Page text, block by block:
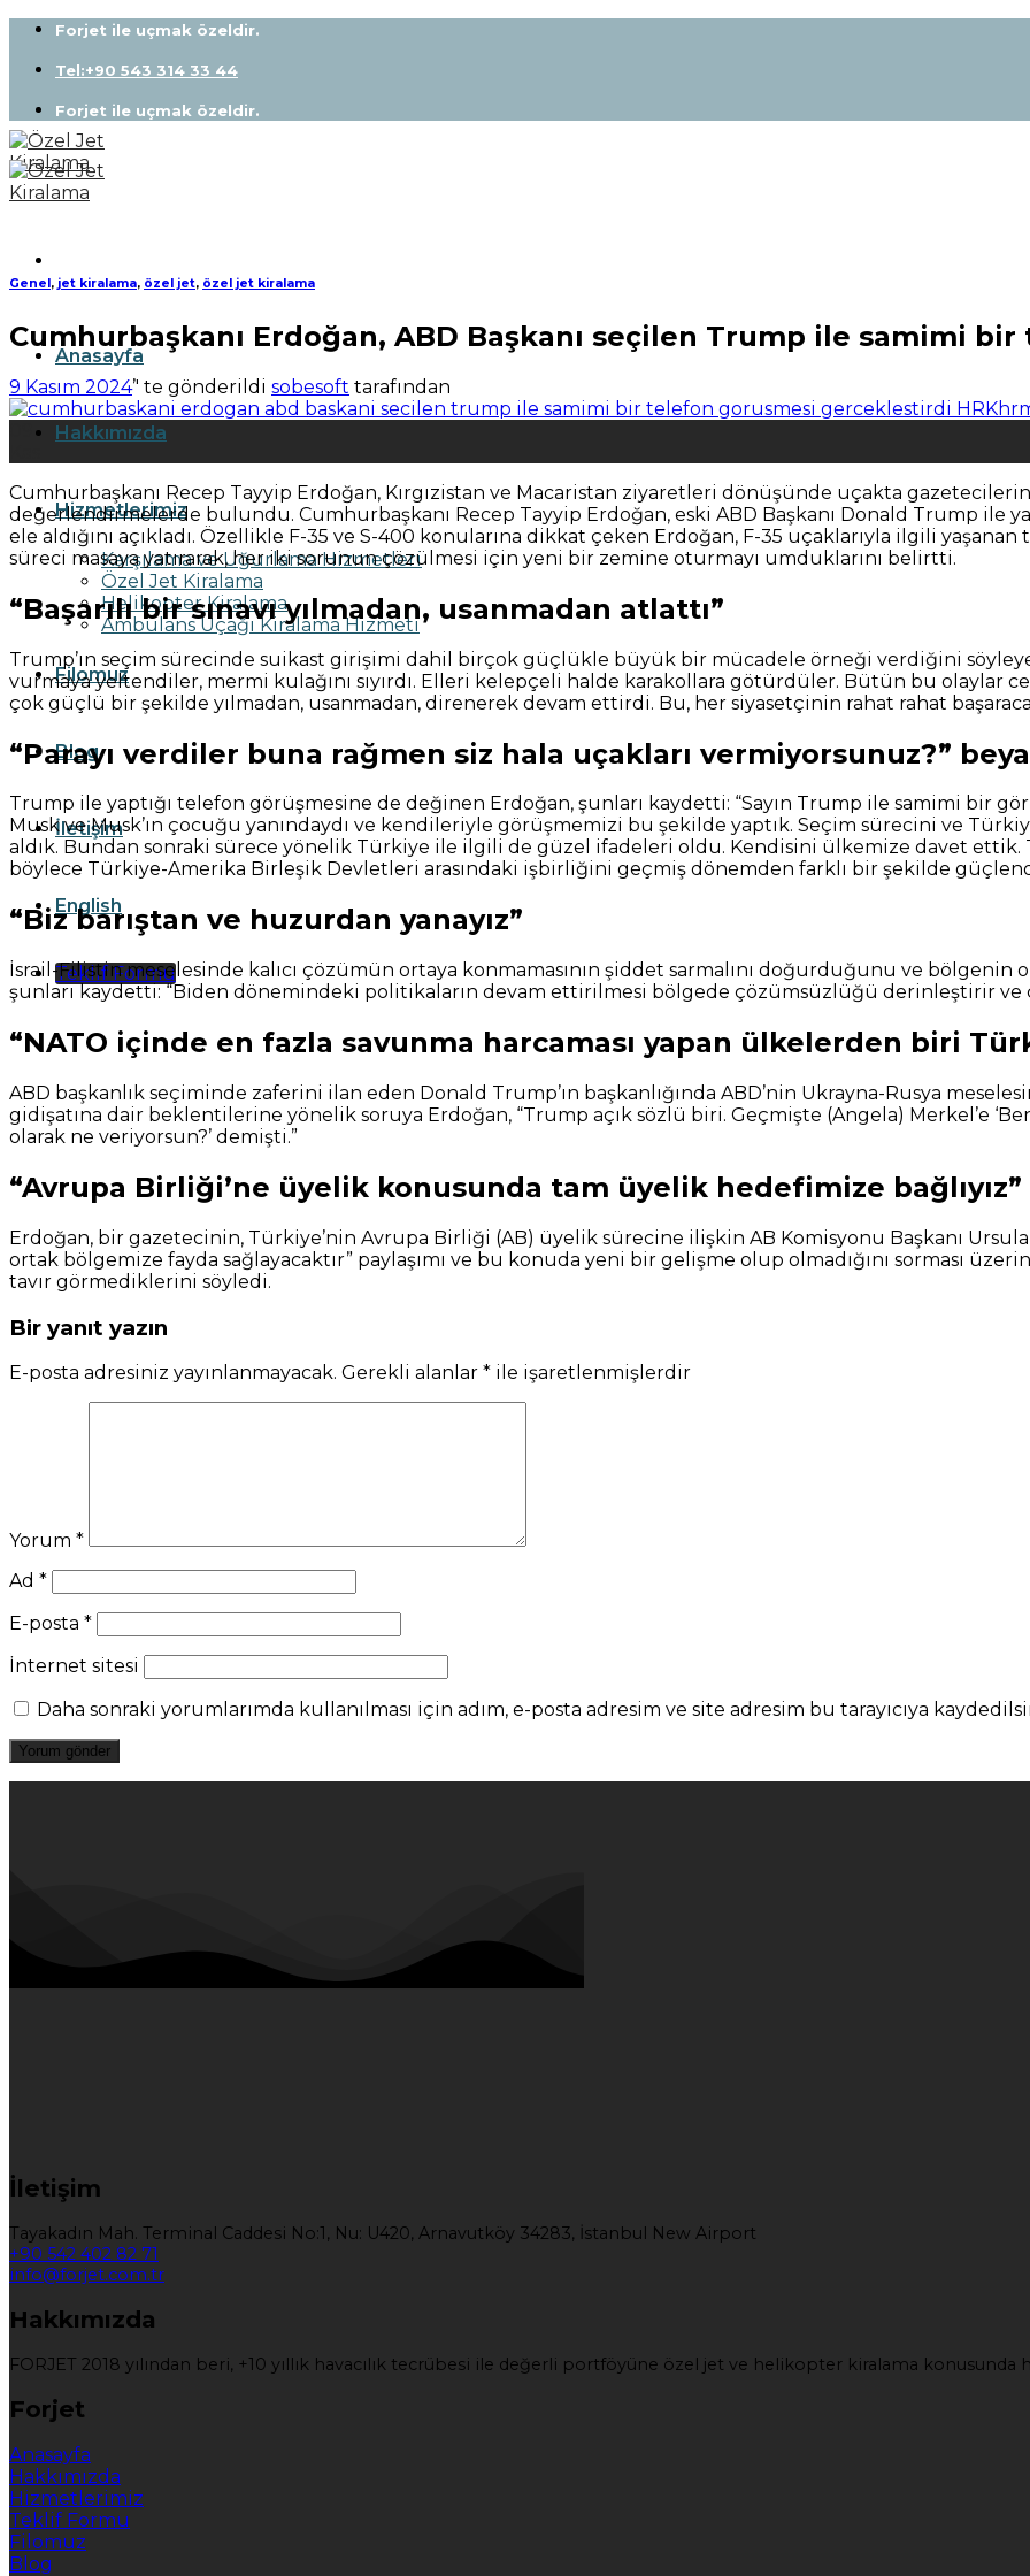
Skip
content
Forjet ile uçmak özeldir.
Tel:+90 543 314 33 44
Forjet ile uçmak özeldir.
Anasayfa
Hakkımızda
Hizmetlerimiz
Karşılama ve Uğurlama Hizmetleri
Özel Jet Kiralama
Helikopter Kiralama
Ambulans Uçağı Kiralama Hizmeti
Filomuz
Blog
İletişim
English
Teklif Formu
Genel, jet kiralama, özel jet, özel jet kiralama
Cumhurbaşkanı Erdoğan, ABD Başkanı seçilen Trump ile samimi
9 Kasım 2024’' te gönderildi sobesoft tarafından
Cumhurbaşkanı Recep Tayyip Erdoğan, Kırgızistan ve Macaristan ziyaretleri dönüşünde uçakta
değerlendirmelerde bulundu. Cumhurbaşkanı Recep Tayyip Erdoğan, eski ABD Başkanı Donald Trump ile
ele aldığını açıkladı. Özellikle F-35 ve S-400 konularına dikkat çeken Erdoğan, F-35 uçaklarıyla ilgili
süreci masaya yatırarak, her iki sorunun çözülmesi için yeni bir zemine oturmayı umduklarını belirtti.
“Başarılı bir sınavı yılmadan, usanmadan atlattı”
Trump’ın seçim sürecinde suikast girişimi dahil birçok güçlükle büyük bir mücadele örneği verdiğini
vurmaya yeltendiler, mermi kulağını sıyırdı. Elleri kelepçeli halde karakollara götürdüler. Bütün bu olaylar
çok güçlü bir şekilde yılmadan, usanmadan, direnerek devam ettirdi. Bu, her siyasetçinin rahat rahat
“Parayı verdiler buna rağmen siz hala uçakları vermiyorsunuz?”
Trump ile yaptığı telefon görüşmesine de değinen Erdoğan, şunları kaydetti: “Sayın Trump ile samimi bir
Musk ve Musk’ın çocuğu yanındaydı ve kendileriyle görüşmemizi bu şekilde yaptık. Seçim sürecini ve
aldık. Bundan sonraki sürece yönelik Türkiye ile ilgili de güzel ifadeleri oldu. Kendisini ülkemize davet
böylece Türkiye-Amerika Birleşik Devletleri arasındaki işbirliğini geçmiş dönemden farklı bir şekilde
“Biz barıştan ve huzurdan yanayız”
İsrail-Filistin meselesinde kalıcı çözümün ortaya konmamasının şiddet sarmalını doğurduğunu ve
şunları kaydetti: “Biden dönemindeki politikaların devam ettirilmesi bölgede çözümsüzlüğü derinleştirir ve
“NATO içinde en fazla savunma harcaması yapan ülkelerden biri
ABD başkanlık seçiminde zaferini ilan eden Donald Trump’ın başkanlığında ABD’nin Ukrayna-Rusya
gidişatına dair beklentilerine yönelik soruya Erdoğan, “Trump açık sözlü biri. Geçmişte (Angela) Merkel’e
olarak ne veriyorsun?’ demişti.”
“Avrupa Birliği’ne üyelik konusunda tam üyelik hedefimize bağlıyız”
Erdoğan, bir gazetecinin, Türkiye’nin Avrupa Birliği (AB) üyelik sürecine ilişkin AB Komisyonu Başkanı
ortak bölgemize fayda sağlayacaktır” paylaşımı ve bu konuda yeni bir gelişme olup olmadığını sorması
tavır görmediklerini söyledi.
Bir yanıt yazın
E-posta adresiniz yayınlanmayacak. Gerekli alanlar * ile işaretlenmişlerdir
Yorum *
Ad *
E-posta *
İnternet sitesi
Daha sonraki yorumlarımda kullanılması için adım, e-posta adresim ve site adresim bu tarayıcıya
İletişim
Tayakadın Mah. Terminal Caddesi No:1, Nu: U420, Arnavutköy 34283, İstanbul New Airport
+90 542 402 82 71
info@forjet.com.tr
Hakkımızda
FORJET 2018 yılından beri, +10 yıllık havacılık tecrübesi ile değerli portföyüne özel jet ve helikopter kiralama
Forjet
Anasayfa
Hakkımızda
Hizmetlerimiz
Teklif Formu
Filomuz
Blog